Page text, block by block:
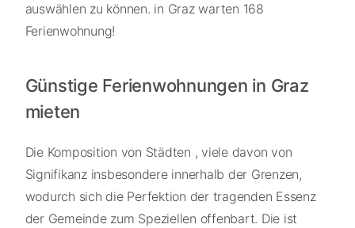
auswählen zu können. in Graz warten 168
Ferienwohnung!
Günstige Ferienwohnungen in Graz
mieten
Die Komposition von Städten , viele davon von
Signifikanz insbesondere innerhalb der Grenzen,
wodurch sich die Perfektion der tragenden Essenz
der Gemeinde zum Speziellen offenbart. Die ist